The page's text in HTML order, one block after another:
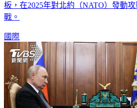
板，在2025年對北約（NATO）發動
戰。
國際